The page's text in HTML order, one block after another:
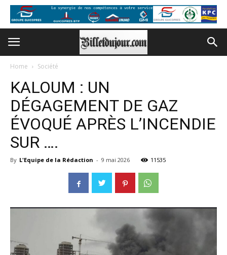
Home Société
KALOUM : UN
DÉGAGEMENT DE GAZ
ÉVOQUÉ APRÈS L’INCENDIE
SUR ….
By L'Equipe de la Rédaction - 9 mai 2026 11535